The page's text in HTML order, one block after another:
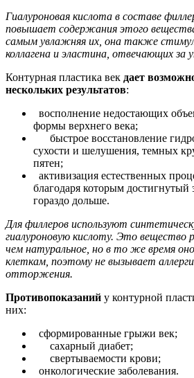
Гиалуроновая кислота в составе
повышает содержания этого
самым увлажняя их, она также
коллагена и эластина, отвечающих за
Контурная пластика век дает
нескольких результатов:
восполнение недостающих
формы верхнего века;
быстрое восстановление
сухости и шелушения, темных
пятен;
активизация естественных
благодаря которым достигнутый
гораздо дольше.
Для филлеров используют
гиалуроновую кислоту. Это вещество
чем натуральное, но в то же время
клеткам, поэтому не вызывает
отторжения.
Противопоказаний у контурной
них:
сформированные грыжи век;
сахарный диабет;
свертываемости крови;
онкологические заболевания.